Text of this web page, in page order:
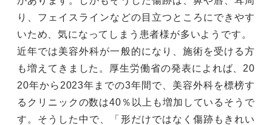
り、フェイスラインなどの目立つところにできやす
いため、気になってしまう患者様が多いようです。
近年では美容外科が一般的になり、施術を受ける方
も増えてきました。厚生労働省の発表によれば、20
20年から2023年までの3年間で、美容外科を標榜す
るクリニックの数は40％以上も増加しているそうで
す。そうした中で、「形だけではなく傷跡もきれい